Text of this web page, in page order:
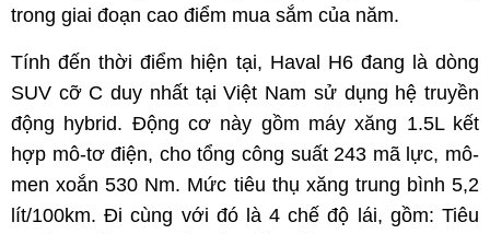
trong giai đoạn cao điểm mua sắm của năm.
Tính đến thời điểm hiện tại, Haval H6 đang là dòng
SUV cỡ C duy nhất tại Việt Nam sử dụng hệ truyền
động hybrid. Động cơ này gồm máy xăng 1.5L kết
hợp mô-tơ điện, cho tổng công suất 243 mã lực, mô-
men xoắn 530 Nm. Mức tiêu thụ xăng trung bình 5,2
lít/100km. Đi cùng với đó là 4 chế độ lái, gồm: Tiêu